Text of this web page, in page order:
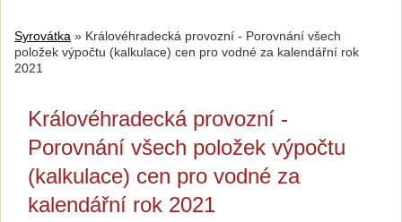
Syrovátka » Královéhradecká provozní - Porovnání všech
položek výpočtu (kalkulace) cen pro vodné za kalendářní rok
2021
Královéhradecká provozní -
Porovnání všech položek výpočtu
(kalkulace) cen pro vodné za
kalendářní rok 2021